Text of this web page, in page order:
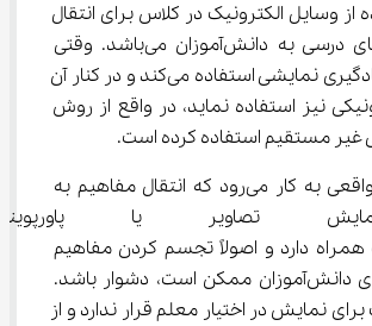
از وسایل الکترونیک در کلاس برای انتقال
مفاهیم کتاب‌های درسی به دانش‌آموزان می‌باشد. وقتی
معلم از روش یادگیری نمایشی استفاده می‌کند و در کنار آن
نیز استفاده نماید، در واقع از روش
مستقیم استفاده کرده است.
این روش در مواقعی به کار می‌رود که انتقال مفاهیم به
تصاویر یا
به همراه دارد و اصولاً تجسم کردن مفاهیم
مطرح شده برای دانش‌آموزان ممکن است، دشوار باشد.
برای نمایش در اختیار معلم قرار ندارد و از